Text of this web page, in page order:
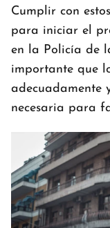
Cumplir con
para iniciar el
en la Policía de
importante que
adecuadamente
necesaria para